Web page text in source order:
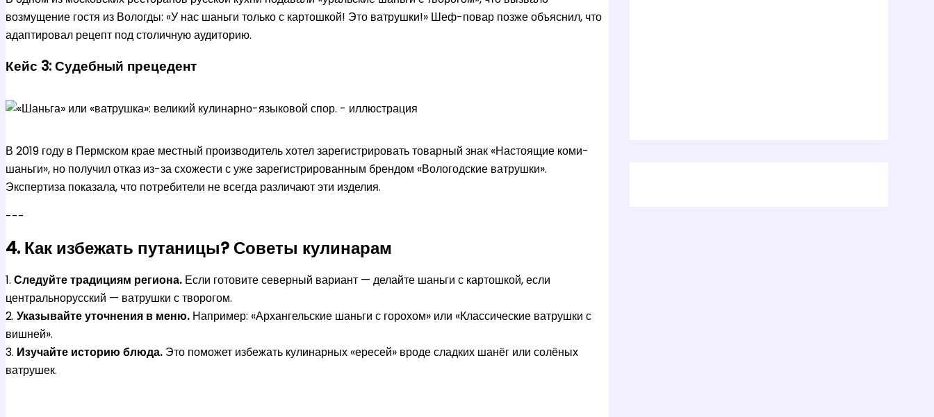
возмущение гостя из Вологды: «У нас шаньги только с картошкой! Это ватрушки!» Шеф-повар позже объяснил, что
адаптировал рецепт под столичную аудиторию.
Кейс 3: Судебный прецедент
В 2019 году в Пермском крае местный производитель хотел зарегистрировать товарный знак «Настоящие коми-
шаньги», но получил отказ из-за схожести с уже зарегистрированным брендом «Вологодские ватрушки».
Экспертиза показала, что потребители не всегда различают эти изделия.
---
4. Как избежать путаницы? Советы кулинарам
1. Следуйте традициям региона. Если готовите северный вариант — делайте шаньги с картошкой, если
центральнорусский — ватрушки с творогом.
2. Указывайте уточнения в меню. Например: «Архангельские шаньги с горохом» или «Классические ватрушки с
вишней».
3. Изучайте историю блюда. Это поможет избежать кулинарных «ересей» вроде сладких шанёг или солёных
ватрушек.